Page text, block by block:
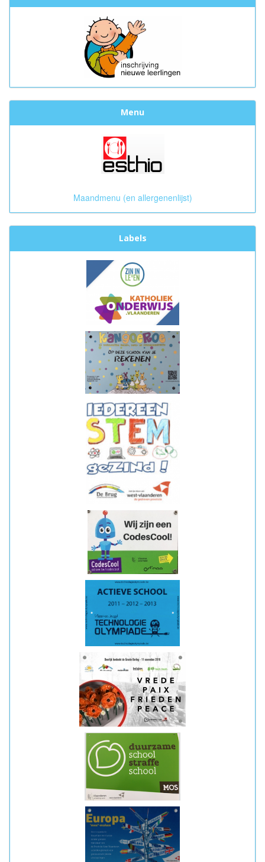
Menu
Maandmenu (en allergenenlijst)
Labels